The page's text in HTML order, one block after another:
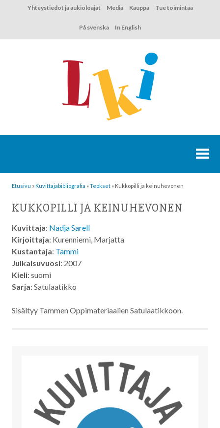
Yhteystiedot ja aukioloajat Media Kauppa Tue toimintaa
På svenska In English
Etusivu »Kuvittaja­bibliografia »Teokset » Kukkopilli ja keinuhevonen
KUKKOPILLI JA KEINUHEVONEN
Kuvittaja: Nadja Sarell
Kirjoittaja: Kurenniemi, Marjatta
Kustantaja: Tammi
Julkaisuvuosi: 2007
Kieli: suomi
Sarja: Satulaatikko
Sisältyy Tammen Oppimateriaalien Satulaatikkoon.